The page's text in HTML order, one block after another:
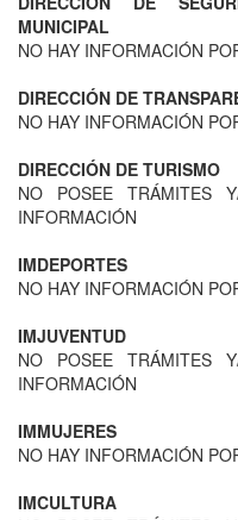
MUNICIPAL
NO HAY INFORMACIÓN
DIRECCIÓN DE
NO HAY INFORMACIÓN
DIRECCIÓN DE TURISMO
NO POSEE TRÁMITES
INFORMACIÓN
IMDEPORTES
NO HAY INFORMACIÓN
IMJUVENTUD
NO POSEE TRÁMITES
INFORMACIÓN
IMMUJERES
NO HAY INFORMACIÓN
IMCULTURA